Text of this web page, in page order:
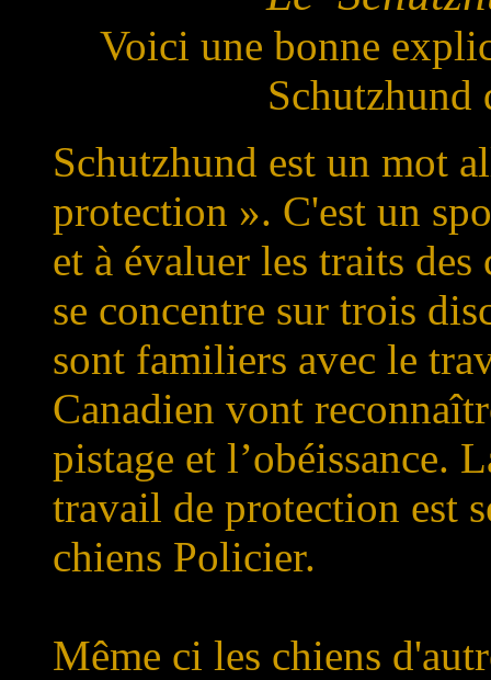
Voici une bonne
Schutzhund
Schutzhund est un mot
protection ». C'est un
et à évaluer les traits
se concentre sur trois
sont familiers avec le
Canadien vont
pistage et l’obéissance.
travail de protection est
chiens Policier.
Même ci les chiens